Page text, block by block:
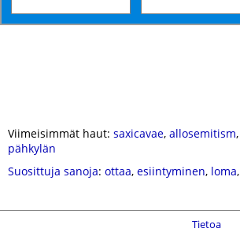
Viimeisimmät haut: saxicavae, allosemitism,
pähkylän
Suosittuja sanoja: ottaa, esiintyminen, loma,
Tietoa